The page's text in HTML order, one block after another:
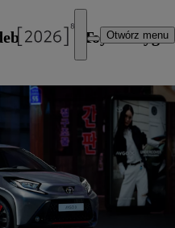
Otwórz menu
Toyota Aygo